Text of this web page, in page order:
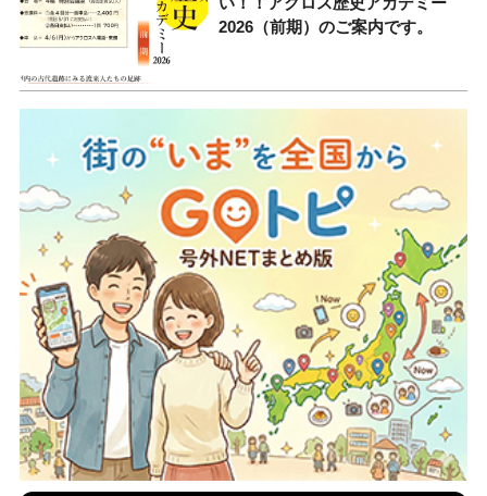
2026（前期）のご案内です。